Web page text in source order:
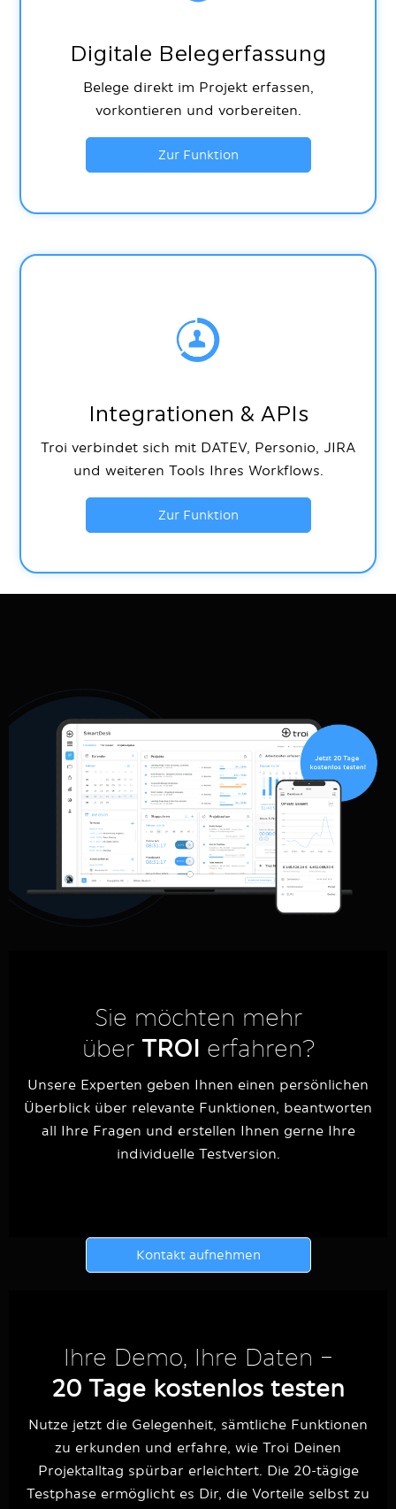
Digitale Belegerfassung
Belege direkt im Projekt erfassen,
vorkontieren und vorbereiten.
Zur Funktion
Integrationen & APIs
Troi verbindet sich mit DATEV, Personio, JIRA
und weiteren Tools Ihres Workflows.
Zur Funktion
Sie möchten mehr
über TROI erfahren?
Unsere Experten geben Ihnen einen persönlichen
Überblick über relevante Funktionen, beantworten
all Ihre Fragen und erstellen Ihnen gerne Ihre
individuelle Testversion.
Kontakt aufnehmen
Ihre Demo, Ihre Daten –
20 Tage kostenlos testen
Nutze jetzt die Gelegenheit, sämtliche Funktionen
zu erkunden und erfahre, wie Troi Deinen
Projektalltag spürbar erleichtert. Die 20-tägige
Testphase ermöglicht es Dir, die Vorteile selbst zu